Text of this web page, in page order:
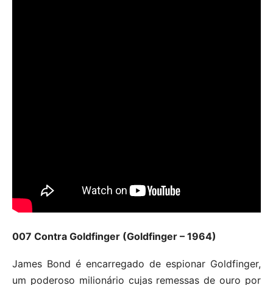
007 Contra Goldfinger (Goldfinger – 1964)
James Bond é encarregado de espionar Goldfinger,
um poderoso milionário cujas remessas de ouro por